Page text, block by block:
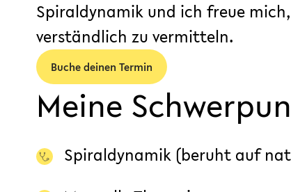
Spiraldynamik und ich freue
verständlich zu vermitteln.
Buche deinen Termin
Meine
Spiraldynamik (beruht auf